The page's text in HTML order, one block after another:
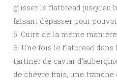
glisser le flatbread jusqu’au
faisant dépasser pour
5. Cuire de la même manière
6. Une fois le flatbread
tartiner de caviar
de chèvre frais, une